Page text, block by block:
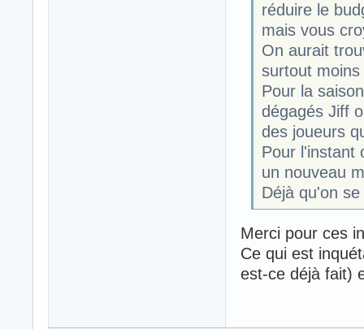
réduire le
mais vous
On aurait
surtout
Pour la
dégagés Jiff
des joueurs
Pour l'instant
un nouveau
Déjà qu'on
Merci pour ces
Ce qui est
est-ce déjà fait)